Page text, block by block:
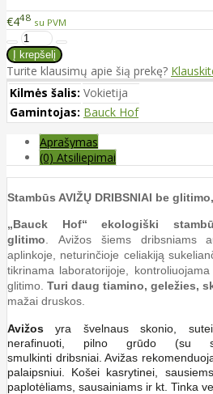
€448 su PVM
Turite klausimų apie šią prekę?
Kilmės šalis: Vokietija
Gamintojas: Bauck Hof
Aprašymas
(0) Atsiliepimai
Stambūs AVIŽŲ DRIBSNIAI be
„Bauck Hof“ ekologiški
glitimo . Avižos šiems dribsniams
aplinkoje, neturinčioje celiakiją
tikrinama laboratorijoje,
glitimo. Turi daug tiamino, geležies,
mažai druskos.
Avižos yra švelnaus skonio,
nerafinuoti, pilno grūdo (su
smulkinti dribsniai. Avižas
palaipsniui. Košei kasrytinei,
paplotėliams, sausainiams ir kt. Tinka